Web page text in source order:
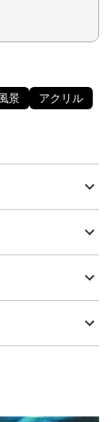
景
アクリル